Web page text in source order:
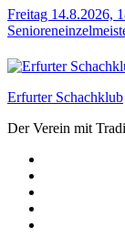
Freitag 14.8.2026,
Erfurter Schachklub
Der Verein mit